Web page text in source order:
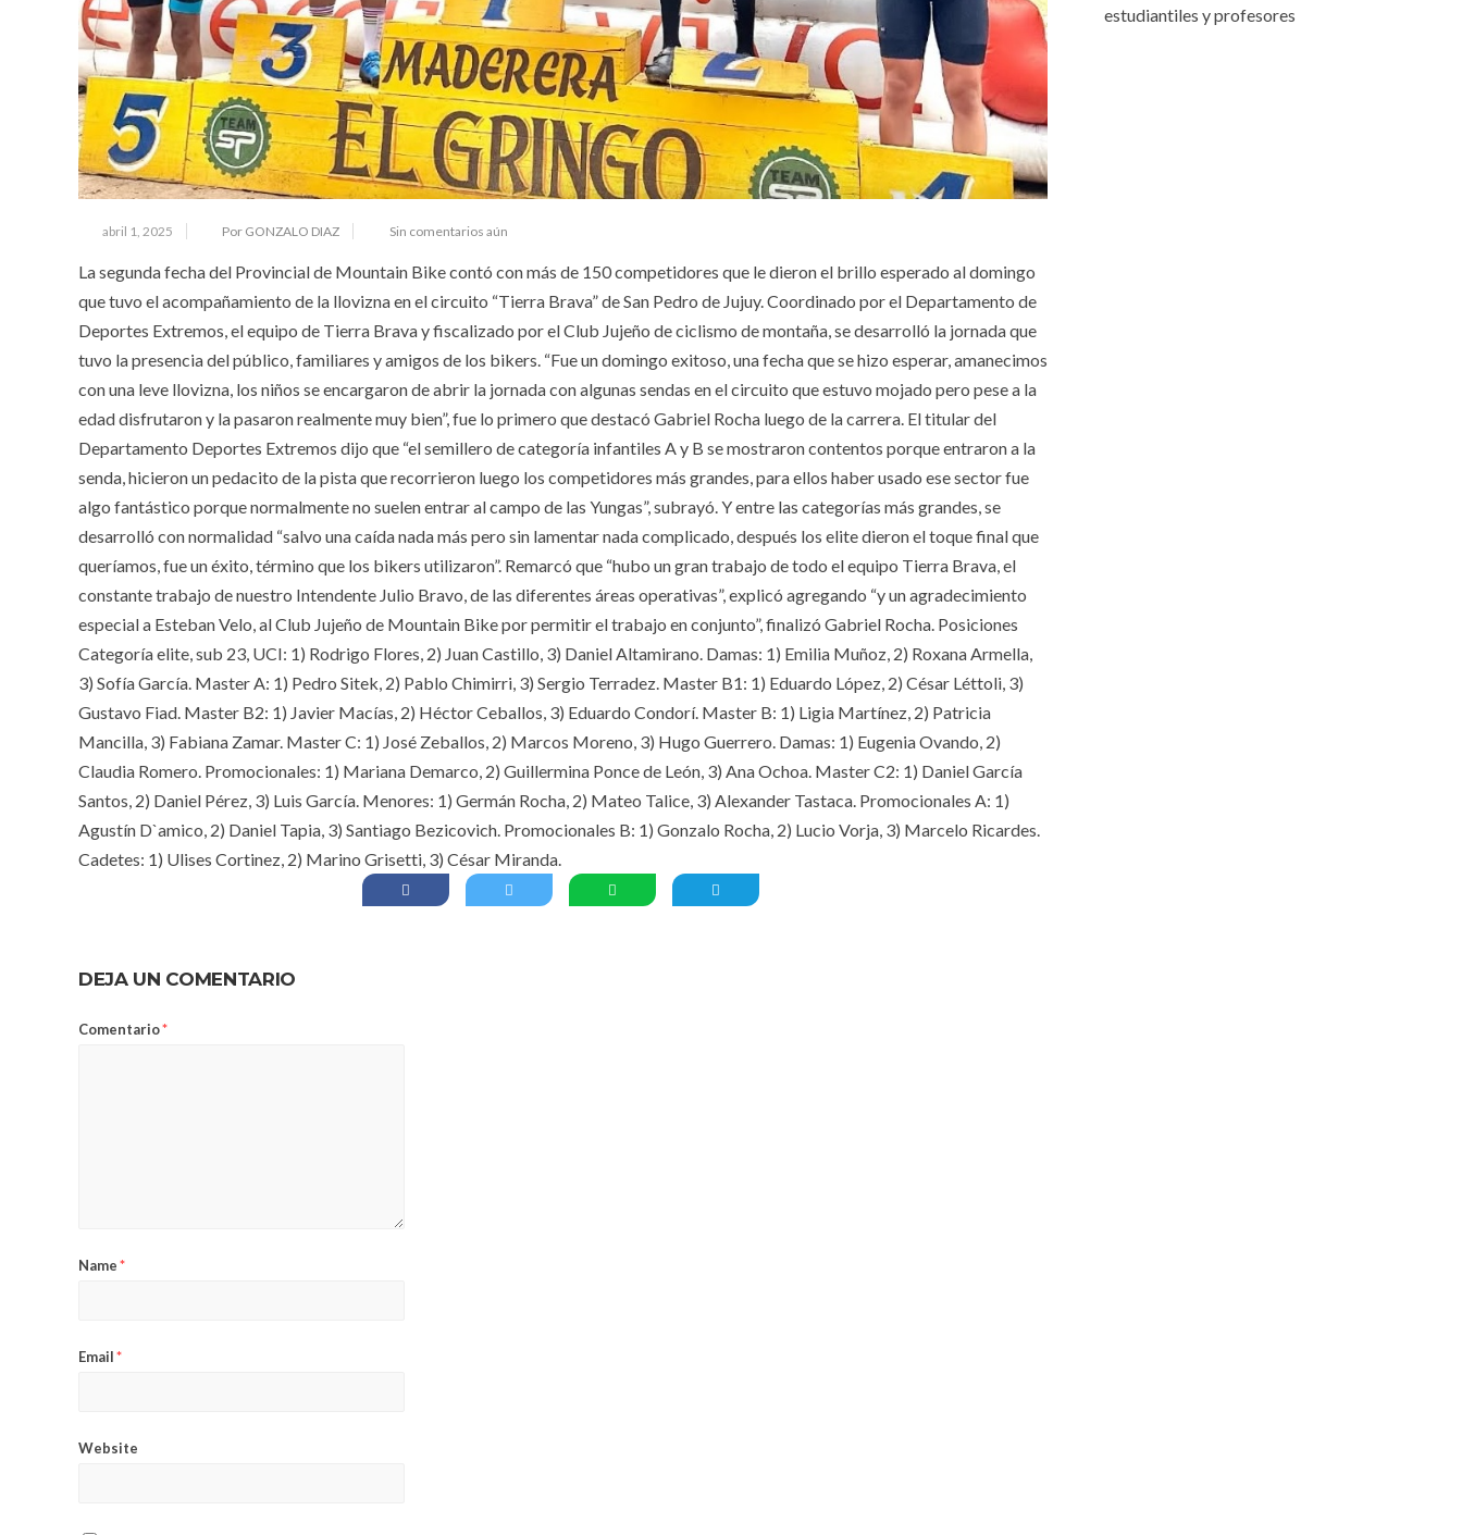
abril 1, 2025 Por GONZALO DIAZ Sin comentarios aún
La segunda fecha del Provincial de Mountain Bike contó con más de 150 competidores que le dieron el brillo esperado al domingo
que tuvo el acompañamiento de la llovizna en el circuito “Tierra Brava” de San Pedro de Jujuy. Coordinado por el Departamento de
Deportes Extremos, el equipo de Tierra Brava y fiscalizado por el Club Jujeño de ciclismo de montaña, se desarrolló la jornada que
tuvo la presencia del público, familiares y amigos de los bikers. “Fue un domingo exitoso, una fecha que se hizo esperar, amanecimos
con una leve llovizna, los niños se encargaron de abrir la jornada con algunas sendas en el circuito que estuvo mojado pero pese a la
edad disfrutaron y la pasaron realmente muy bien”, fue lo primero que destacó Gabriel Rocha luego de la carrera. El titular del
Departamento Deportes Extremos dijo que “el semillero de categoría infantiles A y B se mostraron contentos porque entraron a la
senda, hicieron un pedacito de la pista que recorrieron luego los competidores más grandes, para ellos haber usado ese sector fue
algo fantástico porque normalmente no suelen entrar al campo de las Yungas”, subrayó. Y entre las categorías más grandes, se
desarrolló con normalidad “salvo una caída nada más pero sin lamentar nada complicado, después los elite dieron el toque final que
queríamos, fue un éxito, término que los bikers utilizaron”. Remarcó que “hubo un gran trabajo de todo el equipo Tierra Brava, el
constante trabajo de nuestro Intendente Julio Bravo, de las diferentes áreas operativas”, explicó agregando “y un agradecimiento
especial a Esteban Velo, al Club Jujeño de Mountain Bike por permitir el trabajo en conjunto”, finalizó Gabriel Rocha. Posiciones
Categoría elite, sub 23, UCI: 1) Rodrigo Flores, 2) Juan Castillo, 3) Daniel Altamirano. Damas: 1) Emilia Muñoz, 2) Roxana Armella,
3) Sofía García. Master A: 1) Pedro Sitek, 2) Pablo Chimirri, 3) Sergio Terradez. Master B1: 1) Eduardo López, 2) César Léttoli, 3)
Gustavo Fiad. Master B2: 1) Javier Macías, 2) Héctor Ceballos, 3) Eduardo Condorí. Master B: 1) Ligia Martínez, 2) Patricia
Mancilla, 3) Fabiana Zamar. Master C: 1) José Zeballos, 2) Marcos Moreno, 3) Hugo Guerrero. Damas: 1) Eugenia Ovando, 2)
Claudia Romero. Promocionales: 1) Mariana Demarco, 2) Guillermina Ponce de León, 3) Ana Ochoa. Master C2: 1) Daniel García
Santos, 2) Daniel Pérez, 3) Luis García. Menores: 1) Germán Rocha, 2) Mateo Talice, 3) Alexander Tastaca. Promocionales A: 1)
Agustín D`amico, 2) Daniel Tapia, 3) Santiago Bezicovich. Promocionales B: 1) Gonzalo Rocha, 2) Lucio Vorja, 3) Marcelo Ricardes.
Cadetes: 1) Ulises Cortinez, 2) Marino Grisetti, 3) César Miranda.
DEJA UN COMENTARIO
Comentario*
Name*
Email*
Website
estudiantiles y profesores